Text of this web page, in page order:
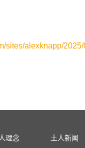
sites/alexknapp/
理念
土人新闻